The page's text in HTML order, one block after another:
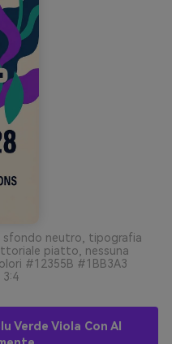
sfondo neutro, tipografia
piatto, nessuna
#12355B #1BB3A3
3:4
Verde Viola Con AI